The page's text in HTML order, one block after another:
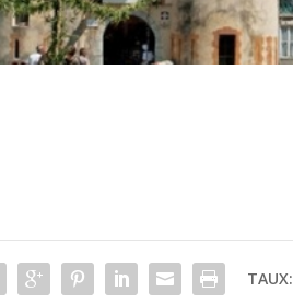
TAUX: